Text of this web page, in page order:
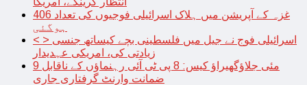
غزہ کے آپریشن میں ہلاک اسرائیلی فوجیوں کی تعداد 406
ہوگئی
< > اسرائیلی فوج نے جیل میں فلسطینی بچے کیساتھ جنسی
زیادتی کی، امریکی عہدیدار
9 مئی جلاؤگھیراؤ کیس: 8 پی ٹی آئی رہنماؤں کے ناقابل
ضمانت وارنٹ گرفتاری جاری